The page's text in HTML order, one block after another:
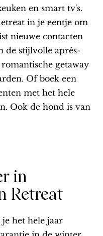
en smart tv's.
in je eentje om
nieuwe contacten
de stijlvolle après-
getaway
Of boek een
met het hele
Ook de hond is van
in
Retreat
het hele jaar